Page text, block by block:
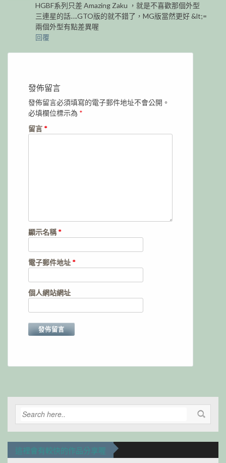
HGBF系列只差 Amazing Zaku ，就是不喜歡那個外型
三連星的話….GTO版的就不錯了，MG版當然更好 &lt;=
兩個外型有點差異喔
回覆
發佈留言
發佈留言必須填寫的電子郵件地址不會公開。
必填欄位標示為 *
留言 *
顯示名稱*
電子郵件地址 *
個人網站網址
這裡會有較快的作品分享喔